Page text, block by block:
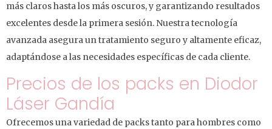
más claros hasta los más oscuros, y garantizando resultados
excelentes desde la primera sesión. Nuestra tecnología
avanzada asegura un tratamiento seguro y altamente eficaz,
adaptándose a las necesidades específicas de cada cliente.
Precios de los packs en Diodor
Láser Gandía
Ofrecemos una variedad de packs tanto para hombres como